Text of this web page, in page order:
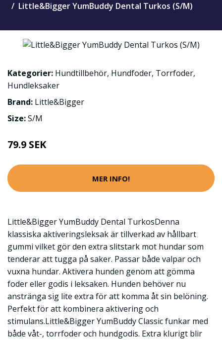
Little&Bigger YumBuddy Dental Turkos (S/M)
Kategorier: Hundtillbehör, Hundfoder, Torrfoder,
Hundleksaker
Brand: Little&Bigger
Size:S/M
79.9 SEK
MER INFO!
Little&Bigger YumBuddy Dental TurkosDenna
klassiska aktiveringsleksak är tillverkad av hållbart
gummi vilket gör den extra slitstark mot hundar som
tenderar att tugga på saker. Passar både valpar och
vuxna hundar. Aktivera hunden genom att gömma
foder eller godis i leksaken. Hunden behöver nu
anstränga sig lite extra för att komma åt sin belöning.
Perfekt för att kombinera aktivering och
stimulans.Little&Bigger YumBuddy Classic funkar med
både våt-, torrfoder och hundgodis. Extra klurigt blir